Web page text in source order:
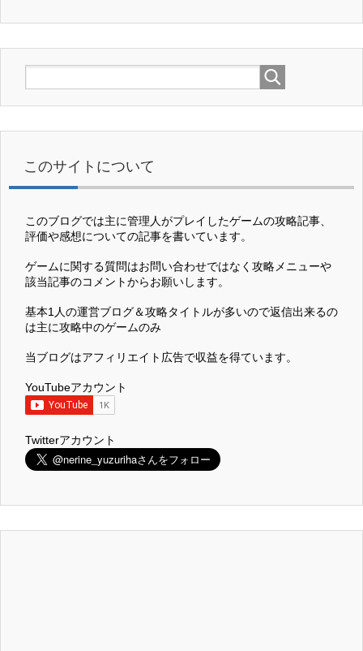
このサイトについて
このブログでは主に管理人がプレイしたゲームの攻略記事、
評価や感想についての記事を書いています。
ゲームに関する質問はお問い合わせではなく攻略メニューや
該当記事のコメントからお願いします。
基本1人の運営ブログ＆攻略タイトルが多いので返信出来るの
は主に攻略中のゲームのみ
当ブログはアフィリエイト広告で収益を得ています。
YouTubeアカウント
Twitterアカウント